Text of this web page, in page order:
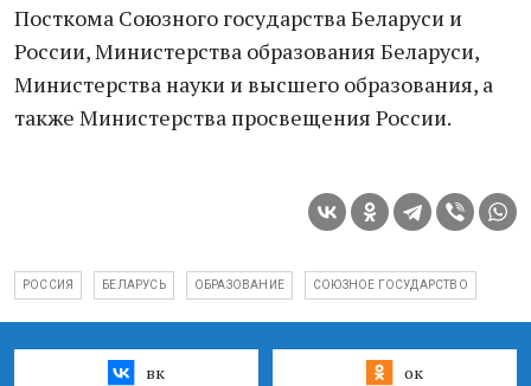
Посткома Союзного государства Беларуси и
России, Министерства образования Беларуси,
Министерства науки и высшего образования, а
также Министерства просвещения России.
РОССИЯ БЕЛАРУСЬ ОБРАЗОВАНИЕ СОЮЗНОЕ ГОСУДАРСТВО
вк ок